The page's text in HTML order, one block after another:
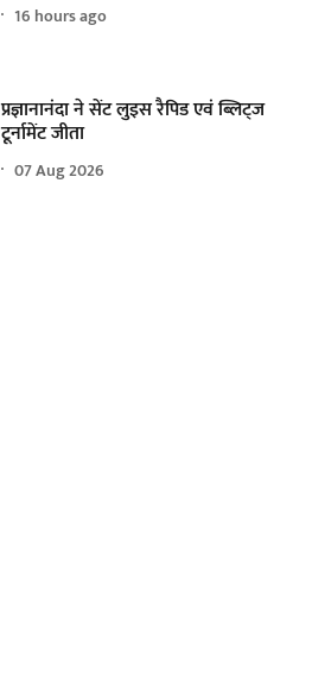
16 hours ago
प्रज्ञानानंदा ने सेंट लुइस रैपिड एवं ब्लिट्ज
टूर्नामेंट जीता
07 Aug 2026